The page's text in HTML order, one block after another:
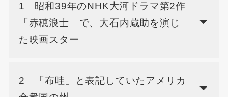
1 昭和39年のNHK大河ドラマ第2作
「赤穂浪士」で、大石内蔵助を演じ
た映画スター
2 「布哇」と表記していたアメリカ